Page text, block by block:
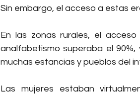
Sin embargo, el acceso a estas
En las zonas rurales, el
analfabetismo superaba el
muchas estancias y pueblos del
Las mujeres estaban